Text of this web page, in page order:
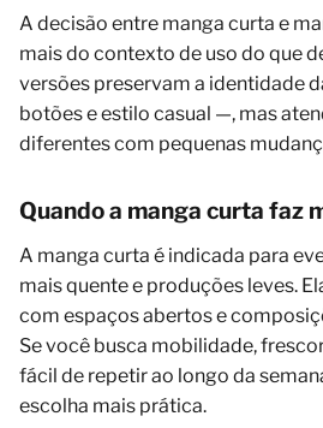
A decisão entre manga curta e
mais do contexto de uso do que
versões preservam a identidade
botões e estilo casual —, mas
diferentes com pequenas
Quando a manga curta faz
A manga curta é indicada para
mais quente e produções leves.
com espaços abertos e
Se você busca mobilidade,
fácil de repetir ao longo da
escolha mais prática.